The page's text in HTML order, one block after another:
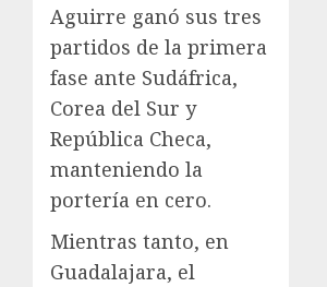
Aguirre ganó sus tres
partidos de la primera
fase ante Sudáfrica,
Corea del Sur y
República Checa,
manteniendo la
portería en cero.
Mientras tanto, en
Guadalajara, el